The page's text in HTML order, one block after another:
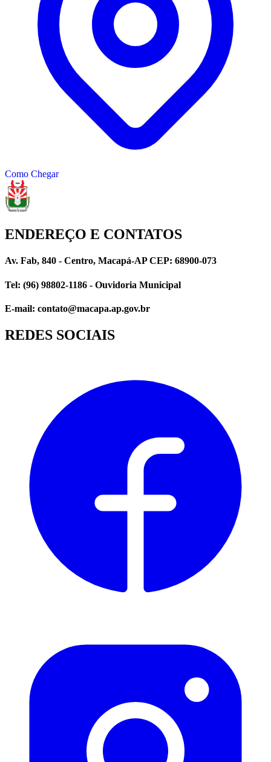
Como Chegar
ENDEREÇO E CONTATOS
Av. Fab, 840 - Centro, Macapá-AP CEP: 68900-073
Tel: (96) 98802-1186 - Ouvidoria Municipal
E-mail: contato@macapa.ap.gov.br
REDES SOCIAIS